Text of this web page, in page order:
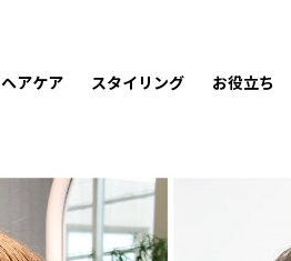
ヘアケア スタイリング お役立ち